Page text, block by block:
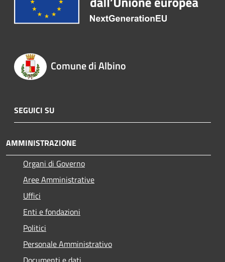
Comune di Albino
SEGUICI SU
AMMINISTRAZIONE
Organi di Governo
Aree Amministrative
Uffici
Enti e fondazioni
Politici
Personale Amministrativo